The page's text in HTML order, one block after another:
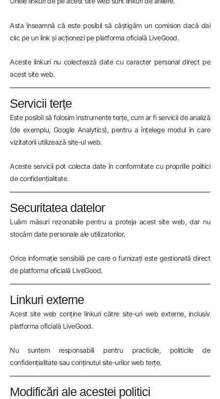
Asta înseamnă că este posibil să câștigăm un comision dacă dai
clic pe un link și acționezi pe platforma oficială LiveGood.
Aceste linkuri nu colectează date cu caracter personal direct pe
acest site web.
Servicii terțe
Este posibil să folosim instrumente terțe, cum ar fi servicii de analiză
(de exemplu, Google Analytics), pentru a înțelege modul în care
vizitatorii utilizează site-ul web.
Aceste servicii pot colecta date în conformitate cu propriile politici
de confidențialitate.
Securitatea datelor
Luăm măsuri rezonabile pentru a proteja acest site web, dar nu
stocăm date personale ale utilizatorilor.
Orice informație sensibilă pe care o furnizați este gestionată direct
de platforma oficială LiveGood.
Linkuri externe
Acest site web conține linkuri către site-uri web externe, inclusiv
platforma oficială LiveGood.
Nu suntem responsabili pentru practicile, politicile de
confidențialitate sau conținutul site-urilor web terțe.
Modificări ale acestei politici